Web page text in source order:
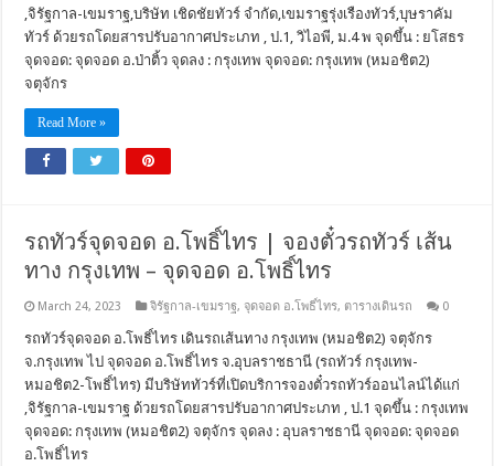
,จิรัฐกาล-เขมราฐ,บริษัท เชิดชัยทัวร์ จำกัด,เขมราฐรุ่งเรืองทัวร์,บุษราคัม
ทัวร์ ด้วยรถโดยสารปรับอากาศประเภท , ป.1, วิไอพี, ม.4 พ จุดขึ้น : ยโสธร
จุดจอด: จุดจอด อ.ป่าติ้ว จุดลง : กรุงเทพ จุดจอด: กรุงเทพ (หมอชิต2)
จตุจักร
Read More »
รถทัวร์จุดจอด อ.โพธิ์ไทร | จองตั๋วรถทัวร์ เส้น
ทาง กรุงเทพ – จุดจอด อ.โพธิ์ไทร
March 24, 2023 จิรัฐกาล-เขมราฐ,จุดจอด อ.โพธิ์ไทร, ตารางเดินรถ 0
รถทัวร์จุดจอด อ.โพธิ์ไทร เดินรถเส้นทาง กรุงเทพ (หมอชิต2) จตุจักร
จ.กรุงเทพ ไป จุดจอด อ.โพธิ์ไทร จ.อุบลราชธานี (รถทัวร์ กรุงเทพ-
หมอชิต2-โพธิ์ไทร) มีบริษัททัวร์ที่เปิดบริการจองตั๋วรถทัวร์ออนไลน์ได้แก่
,จิรัฐกาล-เขมราฐ ด้วยรถโดยสารปรับอากาศประเภท , ป.1 จุดขึ้น : กรุงเทพ
จุดจอด: กรุงเทพ (หมอชิต2) จตุจักร จุดลง : อุบลราชธานี จุดจอด: จุดจอด
อ.โพธิ์ไทร